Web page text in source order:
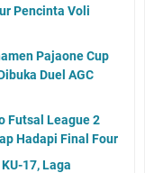
Pencinta Voli
Pajaone Cup
Duel AGC
Futsal League 2
Hadapi Final Four
17, Laga